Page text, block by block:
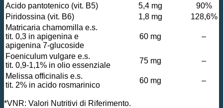
Acido pantotenico (vit. B5) 5,4 mg
90%
Piridossina (vit. B6)
1,8 mg
128,6%
Matricaria chamomilla e.s.
tit. 0,3 in apigenina e
apigenina 7-glucoside
60 mg –
Foeniculum vulgare e.s.
tit. 0,9-1,1% in olio essenziale
75 mg
–
Melissa officinalis e.s.
tit. 2% in acido rosmarinico
60 mg –
*VNR: Valori Nutritivi di Riferimento.